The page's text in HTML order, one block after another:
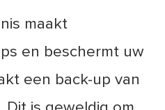
maakt
en beschermt uw
een back-up van